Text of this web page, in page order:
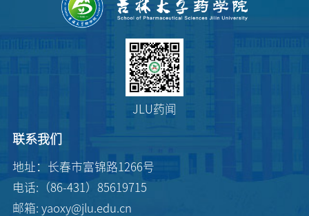
JLU药闻
联系我们
地址：长春市富锦路1266号
电话:（86-431）85619715
邮箱: yaoxy@jlu.edu.cn